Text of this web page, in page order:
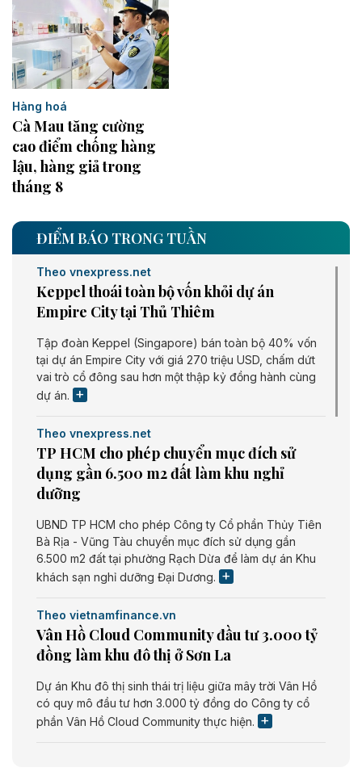
Hàng hoá
Cà Mau tăng cường
cao điểm chống hàng
lậu, hàng giả trong
tháng 8
ĐIỂM BÁO TRONG TUẦN
Theo vnexpress.net
Keppel thoái toàn bộ vốn khỏi dự án
Empire City tại Thủ Thiêm
Tập đoàn Keppel (Singapore) bán toàn bộ 40% vốn
tại dự án Empire City với giá 270 triệu USD, chấm dứt
vai trò cổ đông sau hơn một thập kỷ đồng hành cùng
dự án.
Theo vnexpress.net
TP HCM cho phép chuyển mục đích sử
dụng gần 6.500 m2 đất làm khu nghỉ
dưỡng
UBND TP HCM cho phép Công ty Cổ phần Thủy Tiên
Bà Rịa - Vũng Tàu chuyển mục đích sử dụng gần
6.500 m2 đất tại phường Rạch Dừa để làm dự án Khu
khách sạn nghỉ dưỡng Đại Dương.
Theo vietnamfinance.vn
Vân Hồ Cloud Community đầu tư 3.000 tỷ
đồng làm khu đô thị ở Sơn La
Dự án Khu đô thị sinh thái trị liệu giữa mây trời Vân Hồ
có quy mô đầu tư hơn 3.000 tỷ đồng do Công ty cổ
phần Vân Hồ Cloud Community thực hiện.